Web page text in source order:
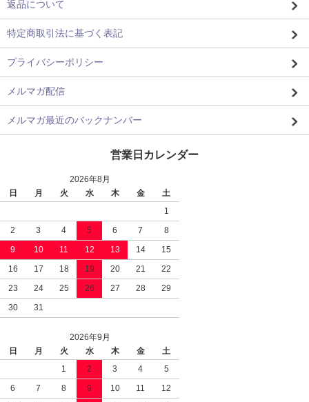
返品について
特定商取引法に基づく表記
プライバシーポリシー
メルマガ配信
メルマガ最近のバックナンバー
営業日カレンダー
2026年8月
日
月 火 水 木 金
土
1
2
3 4 5 6 7
8
9
10 11 12 13 14
15
16
17 18 19 20 21
22
23
24 25 26 27 28
29
30
31
2026年9月
日
月 火 水 木 金
土
1
2 3 4
5
6
7 8 9 10 11
12